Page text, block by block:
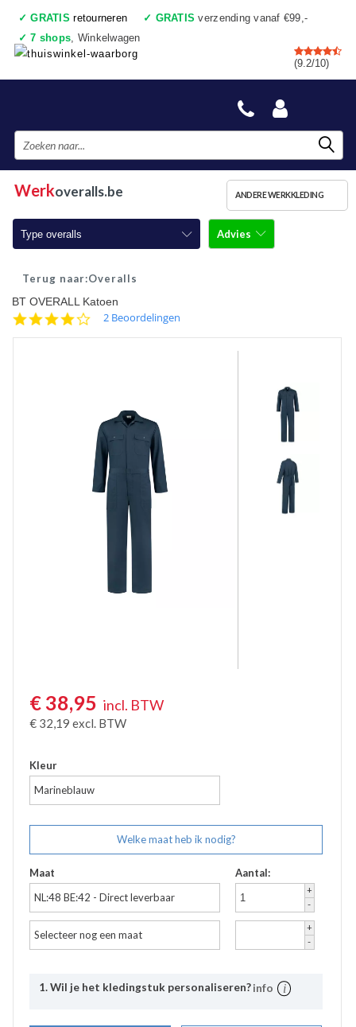
✓ GRATIS retourneren ✓ GRATIS verzending vanaf €99,-
✓ 7 shops, Winkelwagen
✓Voor 17:00 uur besteld, vandaag verzonden
✓Achteraf betalen ✓Ook een échte winkel
(9.2/10)
Werkoveralls.be ANDERE WERKKLEDING
Type overalls
Overalls
Overalls met kniestukken
Overalls Vlamvertragend Antist.
Tuinbroeken Vlamvertragend Antist.
Advies
Overalls
BT OVERALL Katoen
4.02 Beoordelingen
€ 38,95 incl. BTW
€ 32,19 excl. BTW
Kleur
Marineblauw
Welke maat heb ik nodig?
Maat
NL:48 BE:42 - Direct leverbaar
Aantal:
+
-
Selecteer nog een maat
+
-
1. Wil je het kledingstuk personaliseren?info